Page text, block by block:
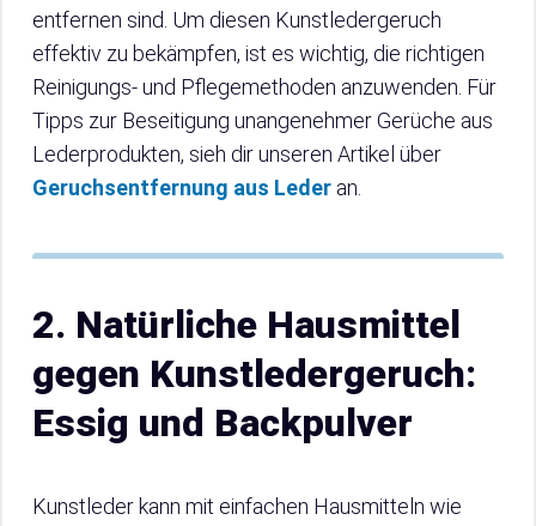
entfernen sind. Um diesen Kunstledergeruch
effektiv zu bekämpfen, ist es wichtig, die richtigen
Reinigungs- und Pflegemethoden anzuwenden. Für
Tipps zur Beseitigung unangenehmer Gerüche aus
Lederprodukten, sieh dir unseren Artikel über
Geruchsentfernung aus Leder an.
2. Natürliche Hausmittel
gegen Kunstledergeruch:
Essig und Backpulver
Kunstleder kann mit einfachen Hausmitteln wie